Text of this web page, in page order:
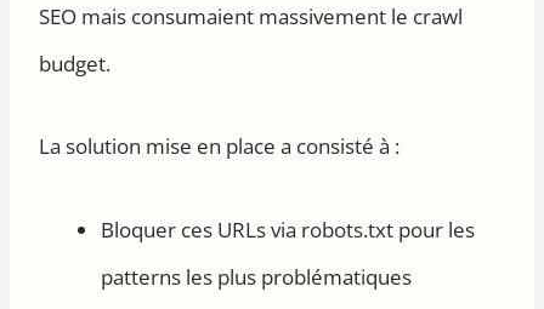
SEO mais consumaient massivement le crawl
budget.
La solution mise en place a consisté à :
Bloquer ces URLs via robots.txt pour les
patterns les plus problématiques